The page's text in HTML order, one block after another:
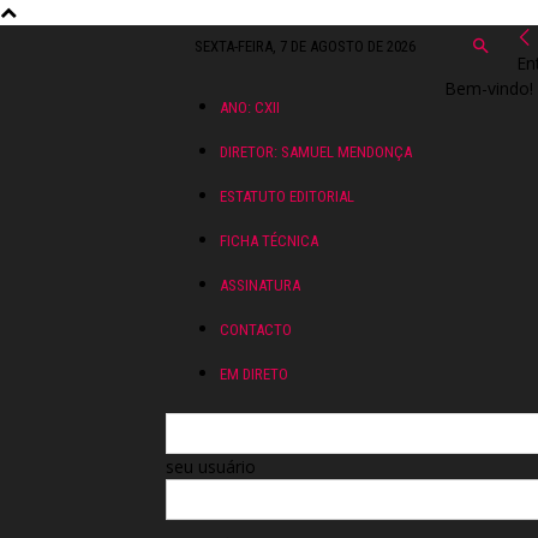
SEXTA-FEIRA, 7 DE AGOSTO DE 2026
ANO: CXII
DIRETOR: SAMUEL MENDONÇA
ESTATUTO EDITORIAL
FICHA TÉCNICA
ASSINATURA
CONTACTO
EM DIRETO
Bem-
seu usuário